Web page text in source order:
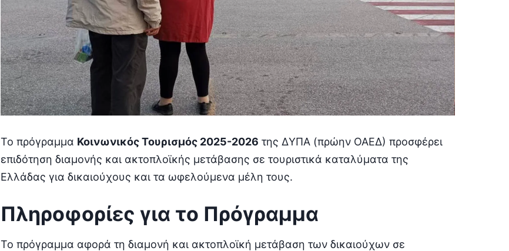
Το πρόγραμμα Κοινωνικός Τουρισμός 2025-2026 της ΔΥΠΑ (πρώην ΟΑΕΔ) προσφέρει
επιδότηση διαμονής και ακτοπλοϊκής μετάβασης σε τουριστικά καταλύματα της
Ελλάδας για δικαιούχους και τα ωφελούμενα μέλη τους.
Πληροφορίες για το Πρόγραμμα
Το πρόγραμμα αφορά τη διαμονή και ακτοπλοϊκή μετάβαση των δικαιούχων σε